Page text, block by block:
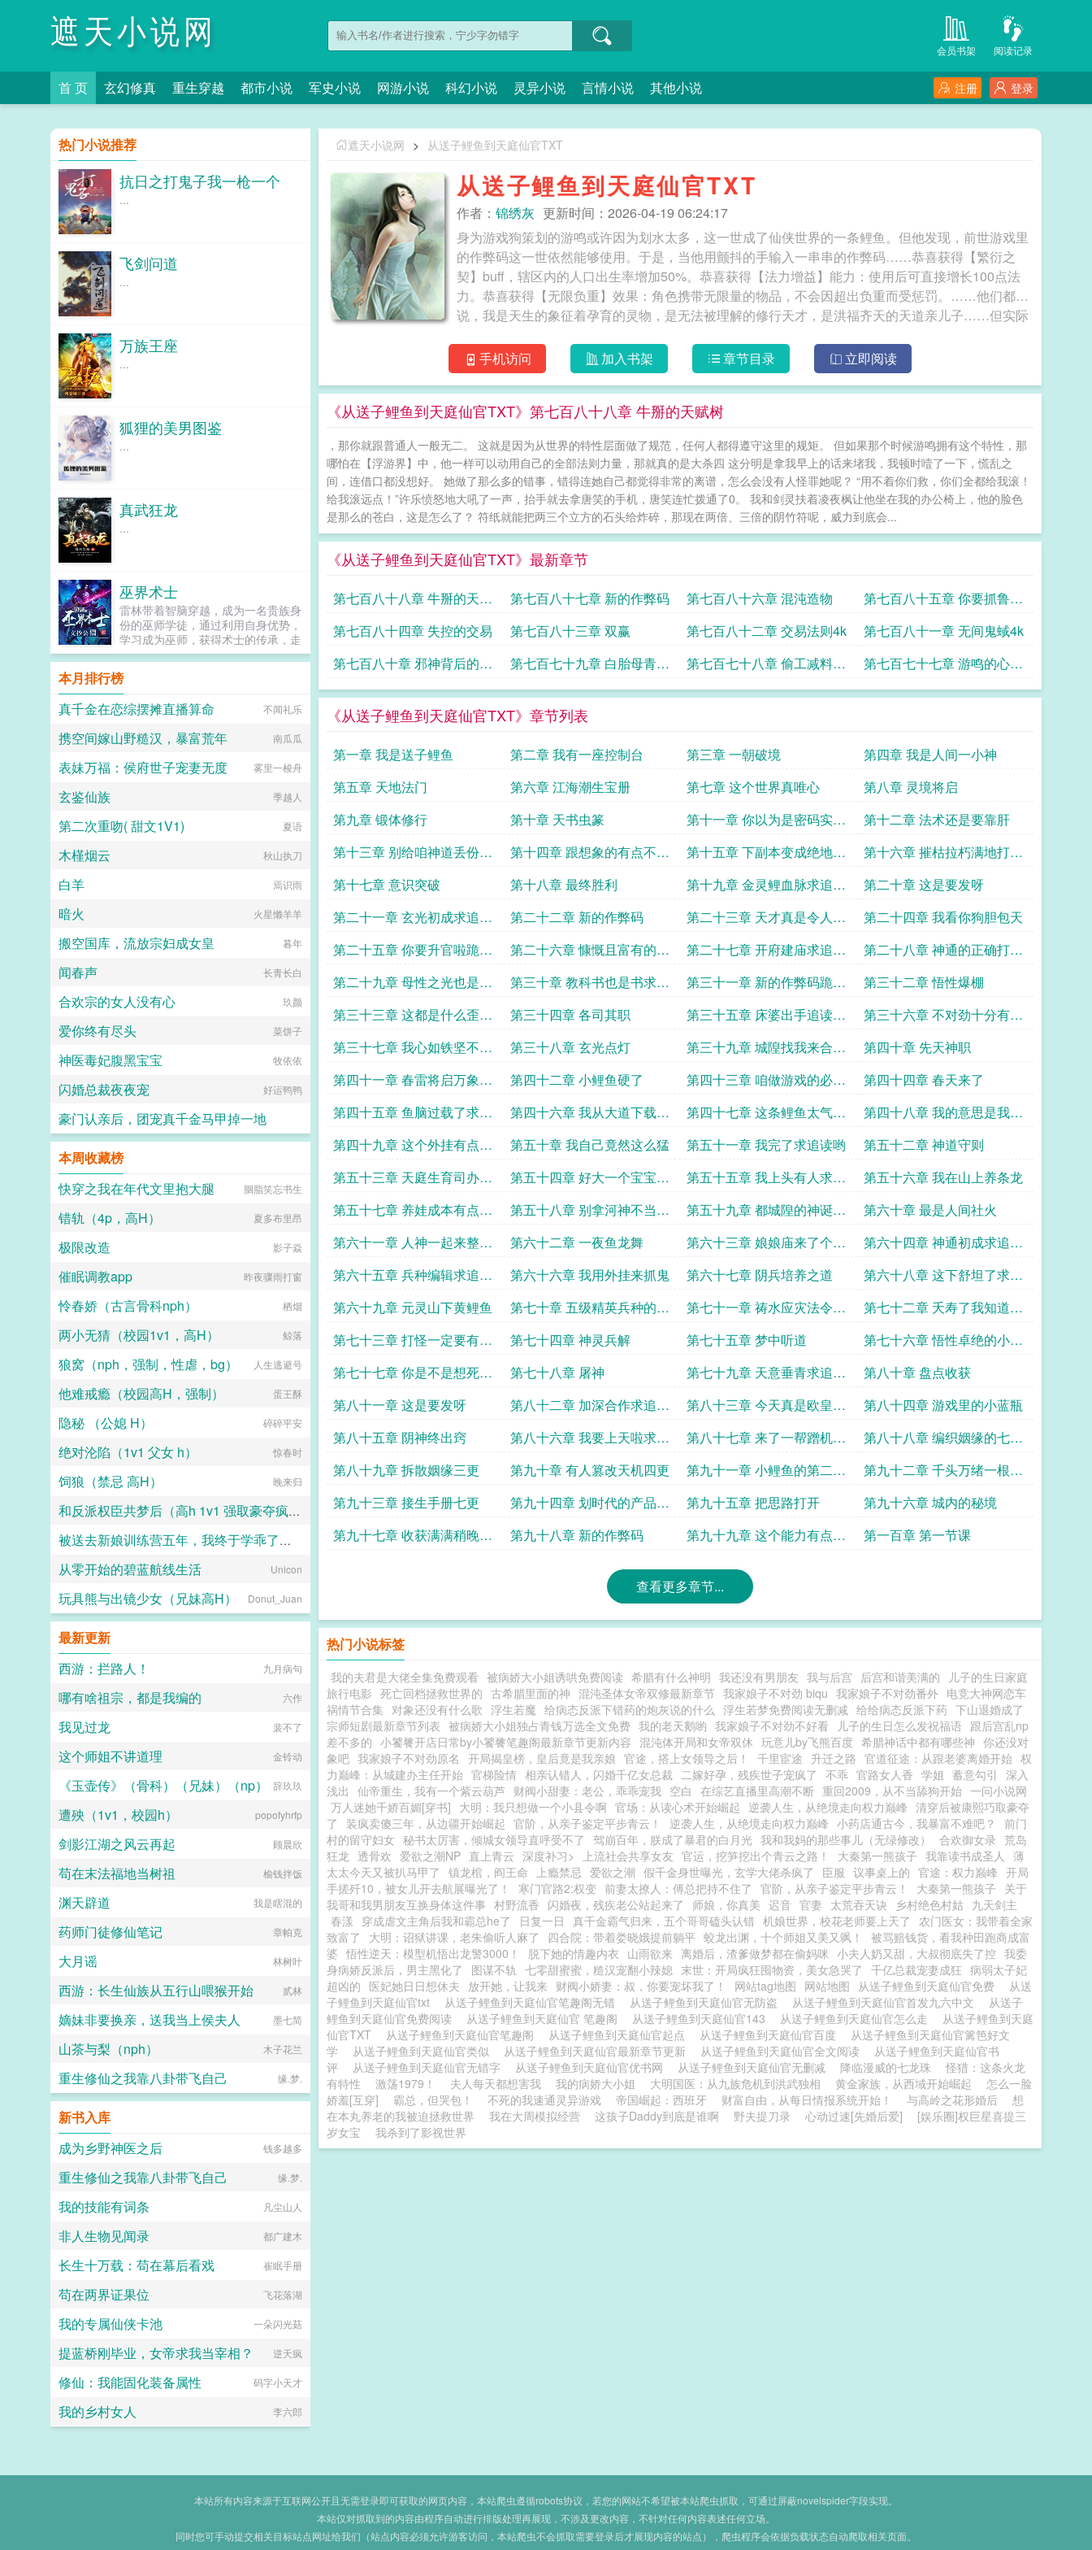
遮天小说网 阅读记录
会员书架
首 页 玄幻修真 重生穿越 都市小说 军史小说 网游小说 科幻小说 灵异小说 言情小说 其他小说 登录
注册
遮天小说网 > 从送子鲤鱼到天庭仙官TXT
从送子鲤鱼到天庭仙官TXT
作者： 锦绣灰 更新时间：2026-04-19 06:24:17
身为游戏狗策划的游鸣或许因为划水太多，这一世成了仙侠世界的一条鲤鱼。但他发现，前世游戏里
的作弊码这一世依然能够使用。于是，当他用颤抖的手输入一串串的作弊码……恭喜获得【繁衍之
契】buff，辖区内的人口出生率增加50%。恭喜获得【法力增益】能力：使用后可直接增长100点法
力。恭喜获得【无限负重】效果：角色携带无限量的物品，不会因超出负重而受惩罚。……他们都
说，我是天生的象征着孕育的灵物，是无法被理解的修行天才，是洪福齐天的天道亲儿子……但实际
手机访问
加入书架 章节目录 立即阅读
《从送子鲤鱼到天庭仙官TXT》第七百八十八章 牛掰的天赋树
，那你就跟普通人一般无二。 这就是因为从世界的特性层面做了规范，任何人都得遵守这里的规矩。 但如果那个时候游鸣拥有这个特性，那
哪怕在【浮游界】中，他一样可以动用自己的全部法则力量，那就真的是大杀四 这分明是拿我早上的话来堵我，我顿时噎了一下，慌乱之
间，连借口都没想好。 她做了那么多的错事，错得连她自己都觉得非常的离谱，怎么会没有人怪罪她呢？ “用不着你们救，你们全都给我滚！
给我滚远点！”许乐愤怒地大吼了一声，抬手就去拿唐笑的手机，唐笑连忙拨通了0。 我和剑灵扶着凌夜枫让他坐在我的办公椅上，他的脸色
是那么的苍白，这是怎么了？ 符纸就能把两三个立方的石头给炸碎，那现在两倍、三倍的阴竹符呢，威力到底会...
《从送子鲤鱼到天庭仙官TXT》最新章节
第七百八十八章 牛掰的天赋
树
第七百八十七章 新的作弊码 第七百八十六章 混沌造物
第七百八十五章 你要抓鲁迅
跟我周树人有什么关系
第七百八十四章 失控的交易 第七百八十三章 双赢 第七百八十二章 交易法则4k
第七百八十一章 无间鬼蜮4k
第七百八十章 邪神背后的势
力
第七百七十九章 白胎母青壤
君赤兵主4k
第七百七十八章 偷工减料的
魂灵4k
第七百七十七章 游鸣的心血
来潮4k
《从送子鲤鱼到天庭仙官TXT》章节列表
第一章 我是送子鲤鱼 第二章 我有一座控制台 第三章 一朝破境
第四章 我是人间一小神
第五章 天地法门
第六章 江海潮生宝册 第七章 这个世界真唯心
第八章 灵境将启
第九章 锻体修行
第十章 天书虫篆
第十一章 你以为是密码实际
上是验证码
第十二章 法术还是要靠肝
第十三章 别给咱神道丢份求
追读哦
第十四章 跟想象的有点不一
样啊
第十五章 下副本变成绝地求
生
第十六章 摧枯拉朽满地打滚
求追读
第十七章 意识突破 第十八章 最终胜利
第十九章 金灵鲤血脉求追读
哟
第二十章 这是要发呀
第二十一章 玄光初成求追读
呀
第二十二章 新的作弊码
第二十三章 天才真是令人嫉
妒求追读哟
第二十四章 我看你狗胆包天
第二十五章 你要升官啦跪求
追读
第二十六章 慷慨且富有的金
童神君
第二十七章 开府建庙求追读
哟
第二十八章 神通的正确打开
方式
第二十九章 母性之光也是光
求追读哟
第三十章 教科书也是书求追
读哟
第三十一章 新的作弊码跪求
追读么么哒
第三十二章 悟性爆棚
第三十三章 这都是什么歪瓜
裂枣求追读哟
第三十四章 各司其职
第三十五章 床婆出手追读走
起来哟
第三十六章 不对劲十分有十
二分不对劲
第三十七章 我心如铁坚不可
摧抱大腿求追读
第三十八章 玄光点灯
第三十九章 城隍找我来合作
跪求追读
第四十章 先天神职
第四十一章 春雷将启万象更
新求追读哟
第四十二章 小鲤鱼硬了
第四十三章 咱做游戏的必须
重视节日活动求追读哟
第四十四章 春天来了
第四十五章 鱼脑过载了求追
读哟
第四十六章 我从大道下载典
籍
第四十七章 这条鲤鱼太气人
求追读哟
第四十八章 我的意思是我想
挑战你们
第四十九章 这个外挂有点强
求追读哟
第五十章 我自己竟然这么猛 第五十一章 我完了求追读哟
第五十二章 神道守则
第五十三章 天庭生育司办事
区区西海安敢阻拦
第五十四章 好大一个宝宝求
追读
第五十五章 我上头有人求追
读
第五十六章 我在山上养条龙
第五十七章 养娃成本有点高
啊求求追读哟
第五十八章 别拿河神不当干
部
第五十九章 都城隍的神诞日
求追读哟
第六十章 最是人间社火
第六十一章 人神一起来整活
求追读哟
第六十二章 一夜鱼龙舞
第六十三章 娘娘庙来了个年
轻人
第六十四章 神通初成求追读
哟
第六十五章 兵种编辑求追读
哟
第六十六章 我用外挂来抓鬼 第六十七章 阴兵培养之道
第六十八章 这下舒坦了求追
读哦
第六十九章 元灵山下黄鲤鱼
第七十章 五级精英兵种的厉
害求追读哟
第七十一章 祷水应灾法令求
追读哟
第七十二章 夭寿了我知道了
大秘密
第七十三章 打怪一定要有掉
落求追读
第七十四章 神灵兵解 第七十五章 梦中听道
第七十六章 悟性卓绝的小鲤
鱼第四更
第七十七章 你是不是想死求
追读哟
第七十八章 屠神
第七十九章 天意垂青求追读
哟
第八十章 盘点收获
第八十一章 这是要发呀
第八十二章 加深合作求追读
哟
第八十三章 今天真是欧皇了
求追读哟
第八十四章 游戏里的小蓝瓶
第八十五章 阴神终出窍
第八十六章 我要上天啦求追
读哟
第八十七章 来了一帮蹭机缘
的一更
第八十八章 编织姻缘的七座
织机二更
第八十九章 拆散姻缘三更 第九十章 有人篡改天机四更
第九十一章 小鲤鱼的第二个
神通五更晚上还有哦
第九十二章 千头万绪一根针
六更
第九十三章 接生手册七更
第九十四章 划时代的产品八
更
第九十五章 把思路打开
第九十六章 城内的秘境
第九十七章 收获满满稍晚点
第九十八章 新的作弊码
第九十九章 这个能力有点强
第一百章 第一节课
查看更多章节...
热门小说标签
我的夫君是大佬全集免费观看 被病娇大小姐诱哄免费阅读 希腊有什么神明 我还没有男朋友 我与后宫 后宫和谐美满的
儿子的生日家庭
旅行电影 死亡回档拯救世界的 古希腊里面的神 混沌圣体女帝双修最新章节 我家娘子不对劲 biqu 我家娘子不对劲番外 电竞大神网恋车
祸情节合集 对象还没有什么歌 浮生若魔 给病态反派下错药的炮灰说的什么 浮生若梦免费阅读无删减 给给病态反派下药 下山退婚成了
宗师短剧最新章节列表 被病娇大小姐独占青钱万选全文免费 我的老天鹅喲 我家娘子不对劲不好看 儿子的生日怎么发祝福语 跟后宫乱np
差不多的 小饕餮开店日常by小饕餮笔趣阁最新章节更新内容 混沌体开局和女帝双休 玩意儿by飞熊百度 希腊神话中都有哪些神 你还没对
象吧 我家娘子不对劲原名 开局揭皇榜，皇后竟是我亲娘 官途，搭上女领导之后！ 千里宦途 升迁之路 官道征途：从跟老婆离婚开始 权
力巅峰：从城建办主任开始 官梯险情 相亲认错人，闪婚千亿女总裁 二嫁好孕，残疾世子宠疯了 不乖 官路女人香 学姐 蓄意勾引
深入
浅出 仙帝重生，我有一个紫云葫芦 财阀小甜妻：老公，乖乖宠我 空白 在综艺直播里高潮不断 重回2009，从不当舔狗开始 一问小说网
万人迷她千娇百媚[穿书] 大明：我只想做一个小县令啊 官场：从读心术开始崛起 逆袭人生，从绝境走向权力巅峰 清穿后被康熙巧取豪夺
了 装疯卖傻三年，从边疆开始崛起 官阶，从亲子鉴定平步青云！ 逆袭人生，从绝境走向权力巅峰 小药店通古今，我暴富不难吧？
前门
村的留守妇女 秘书太厉害，倾城女领导直呼受不了 驾崩百年，朕成了暴君的白月光 我和我妈的那些事儿（无绿修改） 合欢御女录 荒岛
狂龙 透骨欢 爱欲之潮NP 直上青云 深度补习> 上流社会共享女友 官运，挖笋挖出个青云之路！ 大秦第一熊孩子 我靠读书成圣人 薄
太太今天又被扒马甲了 镇龙棺，阎王命 上瘾禁忌 爱欲之潮 假千金身世曝光，玄学大佬杀疯了 臣服 议事桌上的 官途：权力巅峰 开局
手搓歼10，被女儿开去航展曝光了！
寒门官路2:权变 前妻太撩人：傅总把持不住了 官阶，从亲子鉴定平步青云！ 大秦第一熊孩子 关于
我哥和我男朋友互换身体这件事 村野流香 闪婚夜，残疾老公站起来了 师娘，你真美 迟音 官妻 太荒吞天诀 乡村绝色村姑 九天剑主
春漾 穿成虐文主角后我和霸总he了 日复一日 真千金霸气归来，五个哥哥磕头认错 机娘世界，校花老师要上天了 农门医女：我带着全家
致富了
大明：诏狱讲课，老朱偷听人麻了 四合院：带着娄晓娥提前躺平 蛟龙出渊，十个师姐又美又飒！
被骂赔钱货，看我种田跑商成富
婆 悟性逆天：模型机悟出龙警3000！ 脱下她的情趣内衣 山雨欲来 离婚后，渣爹做梦都在偷妈咪 小夫人奶又甜，大叔彻底失了控 我委
身病娇反派后，男主黑化了
图谋不轨 七零甜蜜蜜，糙汉宠翻小辣媳 末世：开局疯狂囤物资，美女急哭了 千亿总裁宠妻成狂 病弱太子妃
超凶的 医妃她日日想休夫 放开她，让我来 财阀小娇妻：叔，你要宠坏我了！ 网站tag地图 网站地图 从送子鲤鱼到天庭仙官免费
从送
子鲤鱼到天庭仙官txt
从送子鲤鱼到天庭仙官笔趣阁无错 从送子鲤鱼到天庭仙官无防盗 从送子鲤鱼到天庭仙官首发九六中文
从送子
鲤鱼到天庭仙官免费阅读
从送子鲤鱼到天庭仙官 笔趣阁 从送子鲤鱼到天庭仙官143 从送子鲤鱼到天庭仙官怎么走
从送子鲤鱼到天庭
仙官TXT
从送子鲤鱼到天庭仙官笔趣阁 从送子鲤鱼到天庭仙官起点 从送子鲤鱼到天庭仙官百度
从送子鲤鱼到天庭仙官篱笆好文
学
从送子鲤鱼到天庭仙官类似 从送子鲤鱼到天庭仙官最新章节更新 从送子鲤鱼到天庭仙官全文阅读
从送子鲤鱼到天庭仙官书
评
从送子鲤鱼到天庭仙官无错字 从送子鲤鱼到天庭仙官优书网 从送子鲤鱼到天庭仙官无删减 降临漫威的七龙珠
怪猎：这条火龙
有特性
激荡1979！ 夫人每天都想害我 我的病娇大小姐 大明国医：从九族危机到洪武独相 黄金家族，从西域开始崛起
怎么一脸
娇羞[互穿]
霸总，但哭包！ 不死的我速通灵异游戏 帝国崛起：西班牙 财富自由，从每日情报系统开始！ 与高岭之花形婚后
想
在本丸养老的我被迫拯救世界
我在大周模拟经营 这孩子Daddy到底是谁啊 野夫提刀录 心动过速[先婚后爱]
[娱乐圈]权巨星喜提三
岁女宝
我杀到了影视世界
热门小说推荐
抗日之打鬼子我一枪一个
...
飞剑问道
...
万族王座
...
狐狸的美男图鉴
...
真武狂龙
...
巫界术士
雷林带着智脑穿越，成为一名贵族身
份的巫师学徒，通过利用自身优势，
学习成为巫师，获得术士的传承，走
上血脉的道路，在神秘诡异的巫师世
界进行一系列探险，最后获得...
本月排行榜
真千金在恋综摆摊直播算命
不闻礼乐
携空间嫁山野糙汉，暴富荒年 南瓜瓜
表妹万福：侯府世子宠妻无度 雾里一梭舟
玄鉴仙族 季越人
第二次重吻( 甜文1V1) 夏语
木槿烟云 秋山执刀
白羊 焉识雨
暗火 火星懒羊羊
搬空国库，流放宗妇成女皇 暮年
闻春声 长青长白
合欢宗的女人没有心 玖颜
爱你终有尽头 菜饼子
神医毒妃腹黑宝宝 牧依依
闪婚总裁夜夜宠 好运鸭鸭
豪门认亲后，团宠真千金马甲掉一地
本周收藏榜
快穿之我在年代文里抱大腿
胭脂笑忘书生
错轨（4p，高H） 夏多布里昂
极限改造 影子焱
催眠调教app 昨夜骤雨打窗
怜春娇（古言骨科nph） 栖烟
两小无猜（校园1v1，高H） 鲸落
狼窝（nph，强制，性虐，bg） 人生逃避号
他难戒瘾（校园高H，强制） 蛋王酥
隐秘 （公媳 H） 碎碎平安
绝对沦陷（1v1 父女 h） 惊春时
饲狼（禁忌 高H） 晚来归
和反派权臣共梦后（高h 1v1 强取豪夺疯批男主）
一世安好
被送去新娘训练营五年，我终于学乖了随决明陈思思
随决明陈思思
从零开始的碧蓝航线生活 Unicon
玩具熊与出镜少女（兄妹高H） Donut_Juan
最新更新
西游：拦路人！
九月病句
哪有啥祖宗，都是我编的 六作
我见过龙 裴不了
这个师姐不讲道理 金铃动
《玉壶传》（骨科）（兄妹）（np） 辞玖玖
遭殃（1v1，校园h） popofyhrfp
剑影江湖之风云再起 顾晨欣
苟在末法福地当树祖 榆钱拌饭
渊天辟道 我是瞎混的
药师门徒修仙笔记 章帕克
大月谣 林树叶
西游：长生仙族从五行山喂猴开始 贰林
嫡妹非要换亲，送我当上侯夫人 墨七简
山茶与梨（nph） 木子花兰
重生修仙之我靠八卦带飞自己 缘.梦.
新书入库
成为乡野神医之后
钱多越多
重生修仙之我靠八卦带飞自己 缘.梦.
我的技能有词条 凡尘山人
非人生物见闻录 都广建木
长生十万载：苟在幕后看戏 崔眠手册
苟在两界证果位 飞花落湖
我的专属仙侠卡池 一朵闪光菇
提蓝桥刚毕业，女帝求我当宰相？ 逆天疯
修仙：我能固化装备属性 码字小天才
我的乡村女人 李六郎
本站所有内容来源于互联网公开且无需登录即可获取的网页内容，本站爬虫遵循robots协议，若您的网站不希望被本站爬虫抓取，可通过屏蔽novelspider字段实现。
本站仅对抓取到的内容由程序自动进行排版处理再展现，不涉及更改内容，不针对任何内容表述任何立场。
同时您可手动提交相关目标站点网址给我们（站点内容必须允许游客访问，本站爬虫不会抓取需要登录后才展现内容的站点），爬虫程序会依据负载状态自动爬取相关页面。